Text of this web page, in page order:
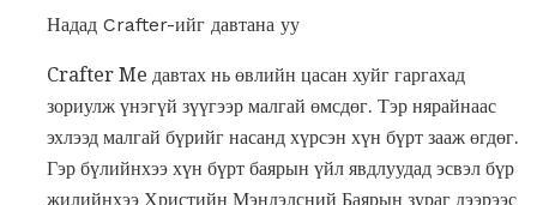
Надад Crafter-ийг давтана уу
Crafter Me давтах нь өвлийн цасан хуйг гаргахад
зориулж үнэгүй зүүгээр малгай өмсдөг. Тэр нярайнаас
эхлээд малгай бүрийг насанд хүрсэн хүн бүрт зааж өгдөг.
Гэр бүлийнхээ хүн бүрт баярын үйл явдлуудад эсвэл бүр
жилийнхээ Христийн Мэндэлсний Баярын зураг дээрээс